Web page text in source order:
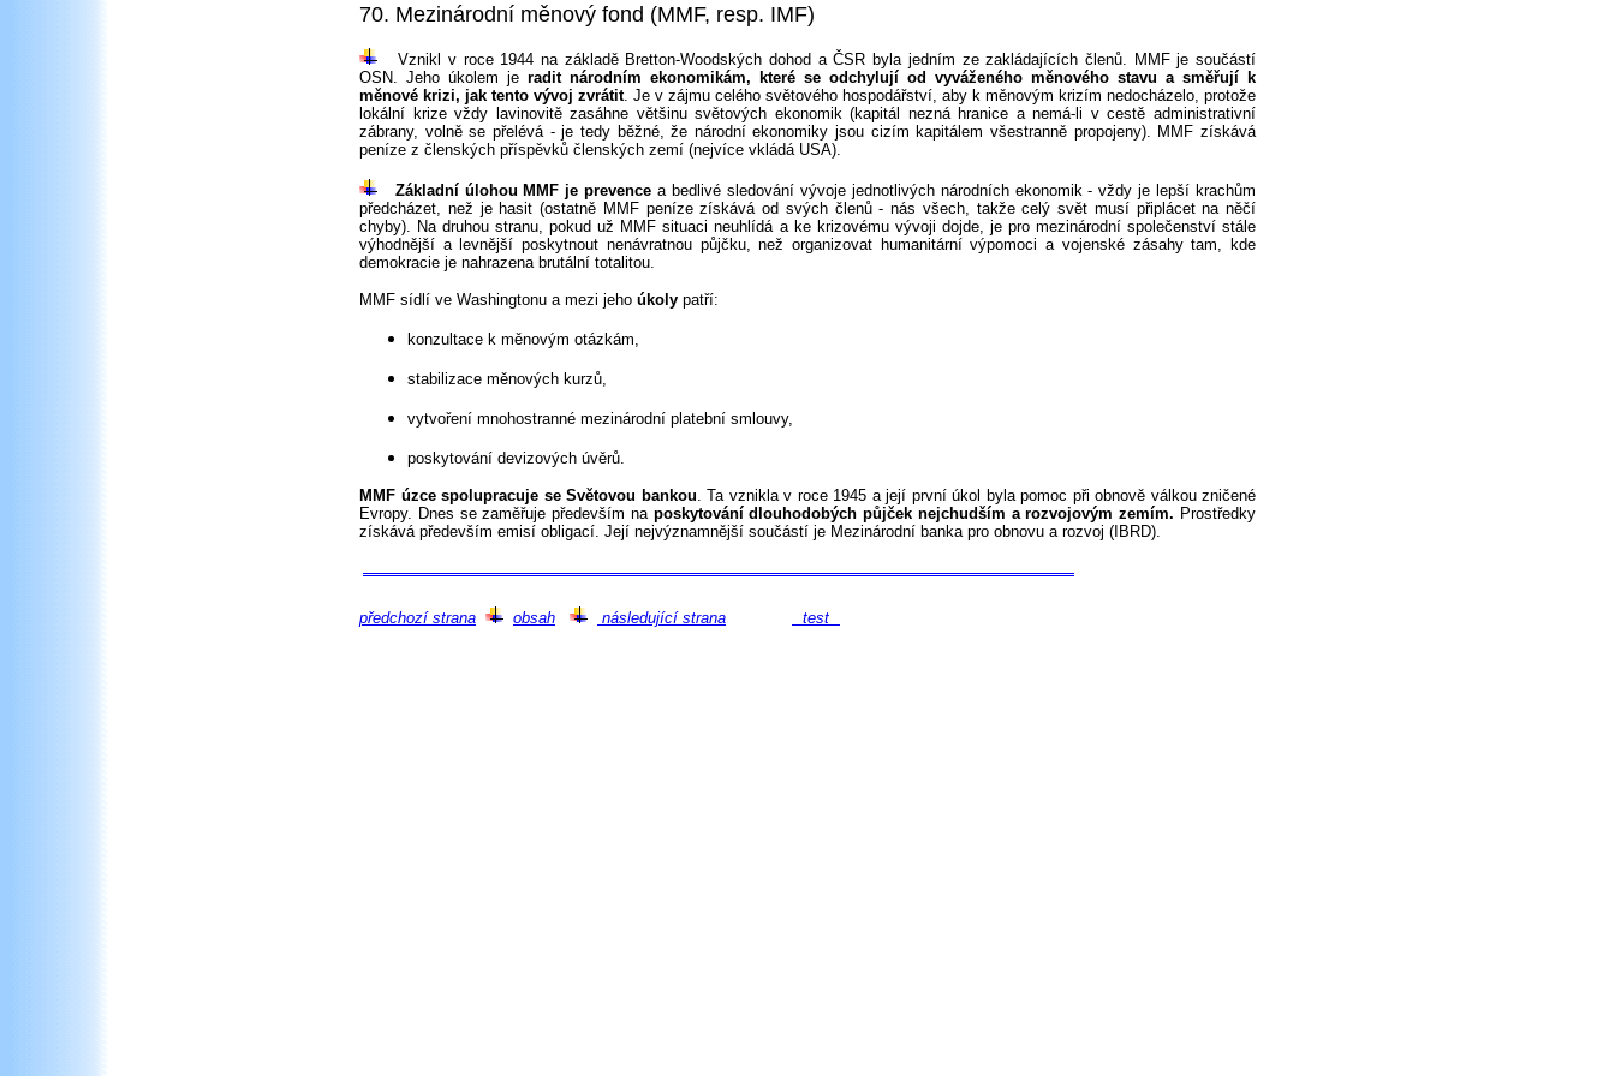
70. Mezinárodní měnový fond (MMF, resp. IMF)
Vznikl v roce 1944 na základě Bretton-Woodských dohod a ČSR byla jedním ze zakládajících členů. MMF je součástí
OSN. Jeho úkolem je radit národním ekonomikám, které se odchylují od vyváženého měnového stavu a směřují k
měnové krizi, jak tento vývoj zvrátit. Je v zájmu celého světového hospodářství, aby k měnovým krizím nedocházelo, protože
lokální krize vždy lavinovitě zasáhne většinu světových ekonomik (kapitál nezná hranice a nemá-li v cestě administrativní
zábrany, volně se přelévá - je tedy běžné, že národní ekonomiky jsou cizím kapitálem všestranně propojeny). MMF získává
peníze z členských příspěvků členských zemí (nejvíce vkládá USA).
Základní úlohou MMF je prevence a bedlivé sledování vývoje jednotlivých národních ekonomik - vždy je lepší krachům
předcházet, než je hasit (ostatně MMF peníze získává od svých členů - nás všech, takže celý svět musí připlácet na něčí
chyby). Na druhou stranu, pokud už MMF situaci neuhlídá a ke krizovému vývoji dojde, je pro mezinárodní společenství stále
výhodnější a levnější poskytnout nenávratnou půjčku, než organizovat humanitární výpomoci a vojenské zásahy tam, kde
demokracie je nahrazena brutální totalitou.
MMF sídlí ve Washingtonu a mezi jeho úkoly patří:
konzultace k měnovým otázkám,
stabilizace měnových kurzů,
vytvoření mnohostranné mezinárodní platební smlouvy,
poskytování devizových úvěrů.
MMF úzce spolupracuje se Světovou bankou. Ta vznikla v roce 1945 a její první úkol byla pomoc při obnově válkou zničené
Evropy. Dnes se zaměřuje především na poskytování dlouhodobých půjček nejchudším a rozvojovým zemím. Prostředky
získává především emisí obligací. Její nejvýznamnější součástí je Mezinárodní banka pro obnovu a rozvoj (IBRD).
předchozí strana obsah následující strana test